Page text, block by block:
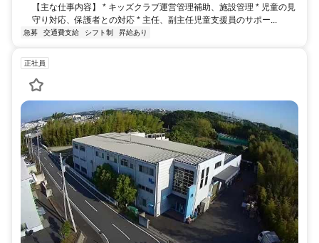
【主な仕事内容】 * キッズクラブ運営管理補助、施設管理 * 児童の見
守り対応、保護者との対応 * 主任、副主任児童支援員のサポー...
急募 交通費支給 シフト制 昇給あり
正社員